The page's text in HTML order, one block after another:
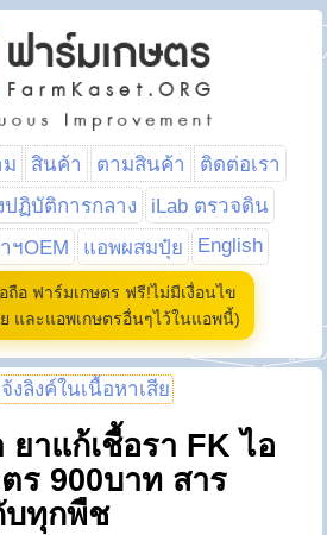
สินค้า ตามสินค้า
ติดต่อเรา
ปฏิบัติการกลาง
iLab ตรวจดิน
ฯOEM
แอพผสมปุ๋ย English
ถือ ฟาร์มเกษตร ฟรี!ไม่มีเงื่อนไข
และแอพเกษตรอื่นๆไว้ในแอพนี้)
งลิงค์ในเนื้อหาเสีย
ยาแก้เชื้อรา FK ไอ
ร 900บาท สาร
บทุกพืช